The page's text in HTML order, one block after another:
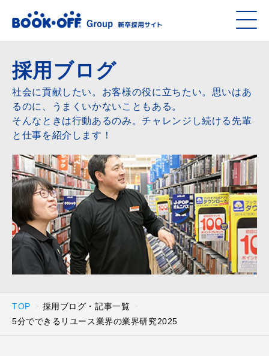
採用ブログ
社会に貢献したい。お客様の役に立ちたい。思いはあ
るのに、うまくいかないこともある。
そんなときは行動あるのみ。チャレンジし続ける先輩
と仕事を紹介します！
TOP
採用ブログ・記事一覧
5分でできるリユース業界の業界研究2025